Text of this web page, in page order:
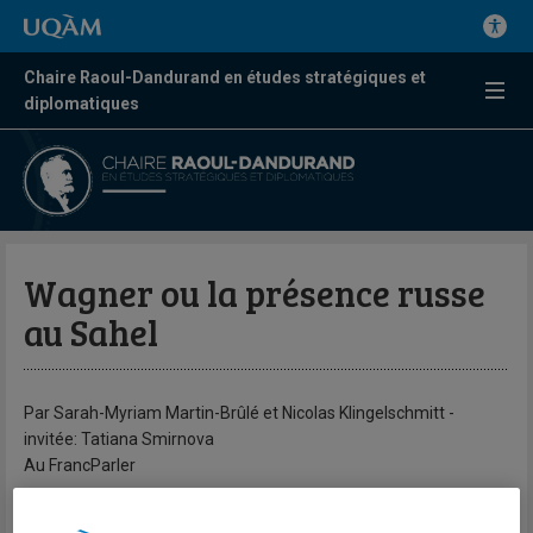
Chaire Raoul-Dandurand en études stratégiques et
diplomatiques
Wagner ou la présence russe
au Sahel
Par Sarah-Myriam Martin-Brûlé et Nicolas Klingelschmitt -
invitée: Tatiana Smirnova
Au FrancParler